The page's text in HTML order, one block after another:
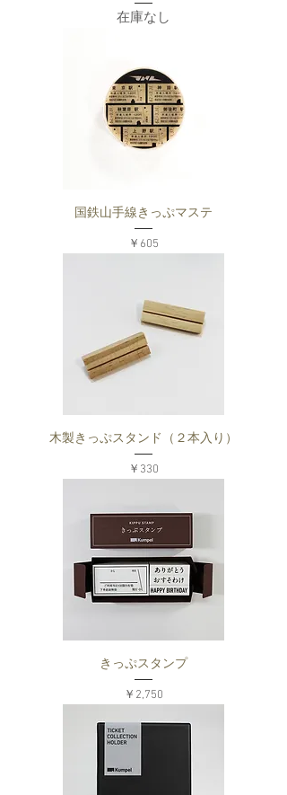
在庫なし
国鉄山手線きっぷマステ
価格
￥605
木製きっぷスタンド（２本入り）
価格
￥330
きっぷスタンプ
価格
￥2,750